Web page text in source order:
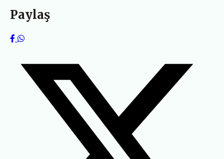
Paylaş